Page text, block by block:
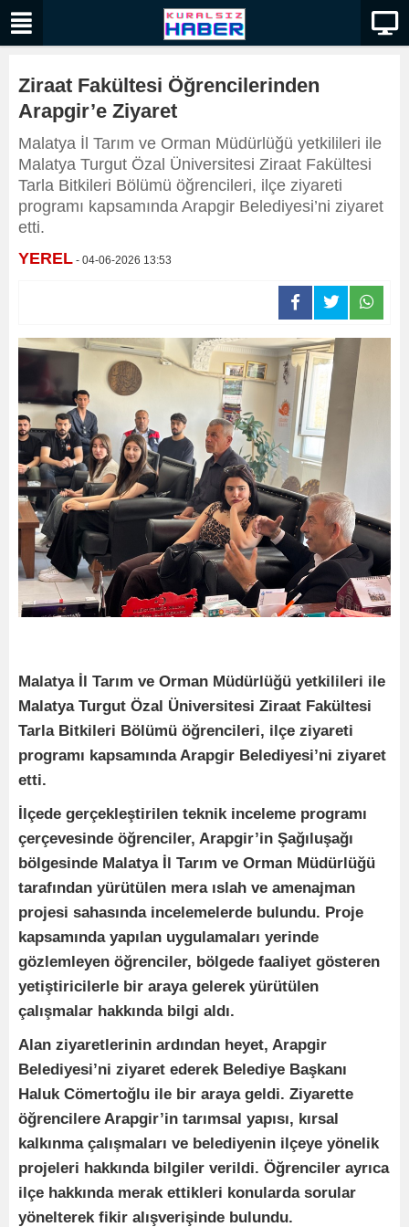
Ziraat Fakültesi Öğrencilerinden
Arapgir’e Ziyaret
Malatya İl Tarım ve Orman Müdürlüğü yetkilileri ile
Malatya Turgut Özal Üniversitesi Ziraat Fakültesi
Tarla Bitkileri Bölümü öğrencileri, ilçe ziyareti
programı kapsamında Arapgir Belediyesi’ni ziyaret
etti.
YEREL - 04-06-2026 13:53
Malatya İl Tarım ve Orman Müdürlüğü yetkilileri ile
Malatya Turgut Özal Üniversitesi Ziraat Fakültesi
Tarla Bitkileri Bölümü öğrencileri, ilçe ziyareti
programı kapsamında Arapgir Belediyesi’ni ziyaret
etti.
İlçede gerçekleştirilen teknik inceleme programı
çerçevesinde öğrenciler, Arapgir’in Şağıluşağı
bölgesinde Malatya İl Tarım ve Orman Müdürlüğü
tarafından yürütülen mera ıslah ve amenajman
projesi sahasında incelemelerde bulundu. Proje
kapsamında yapılan uygulamaları yerinde
gözlemleyen öğrenciler, bölgede faaliyet gösteren
yetiştiricilerle bir araya gelerek yürütülen
çalışmalar hakkında bilgi aldı.
Alan ziyaretlerinin ardından heyet, Arapgir
Belediyesi’ni ziyaret ederek Belediye Başkanı
Haluk Cömertoğlu ile bir araya geldi. Ziyarette
öğrencilere Arapgir’in tarımsal yapısı, kırsal
kalkınma çalışmaları ve belediyenin ilçeye yönelik
projeleri hakkında bilgiler verildi. Öğrenciler ayrıca
ilçe hakkında merak ettikleri konularda sorular
yönelterek fikir alışverişinde bulundu.